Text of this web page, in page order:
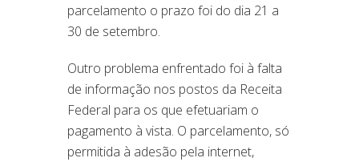
parcelamento o prazo foi do dia 21 a
30 de setembro.
Outro problema enfrentado foi à falta
de informação nos postos da Receita
Federal para os que efetuariam o
pagamento à vista. O parcelamento, só
permitida à adesão pela internet,